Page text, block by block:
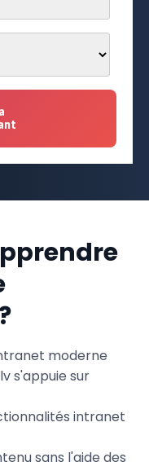
moderne
s'appuie sur
intranet
sans l'aide des